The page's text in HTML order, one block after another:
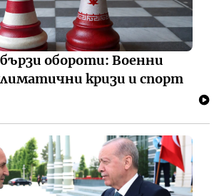
обороти: Военни
кризи и спорт